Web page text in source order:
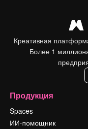
Креативная
Более 1
Продукция
Spaces
ИИ-помощник